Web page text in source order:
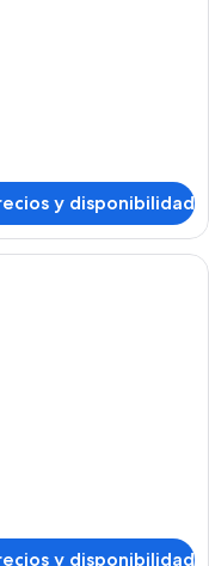
y disponibilidad
de hotel moderna con
y disponibilidad